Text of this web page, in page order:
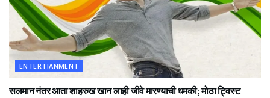
ENTERTIANMENT
सलमान नंतर आता शाहरुख खान लाही जीवे मारण्याची धमकी; मोठा ट्विस्ट